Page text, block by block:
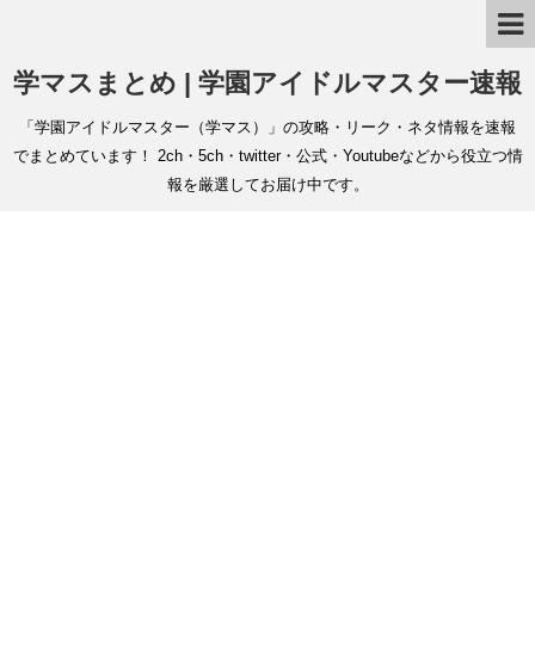
学マスまとめ | 学園アイドルマスター速報
「学園アイドルマスター（学マス）」の攻略・リーク・ネタ情報を速報
でまとめています！ 2ch・5ch・twitter・公式・Youtubeなどから役立つ情
報を厳選してお届け中です。